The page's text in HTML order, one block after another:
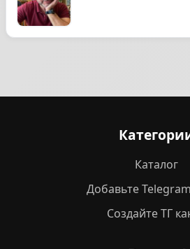
Каталог
Добавьте
Создайте ТГ